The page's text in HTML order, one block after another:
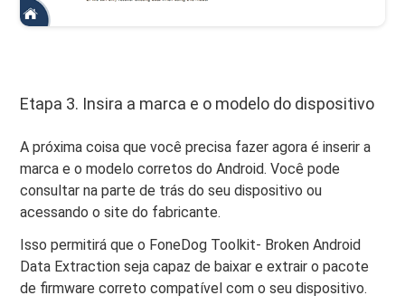
Etapa 3. Insira a marca e o modelo do dispositivo
A próxima coisa que você precisa fazer agora é inserir a
marca e o modelo corretos do Android. Você pode
consultar na parte de trás do seu dispositivo ou
acessando o site do fabricante.
Isso permitirá que o FoneDog Toolkit- Broken Android
Data Extraction seja capaz de baixar e extrair o pacote
de firmware correto compatível com o seu dispositivo.